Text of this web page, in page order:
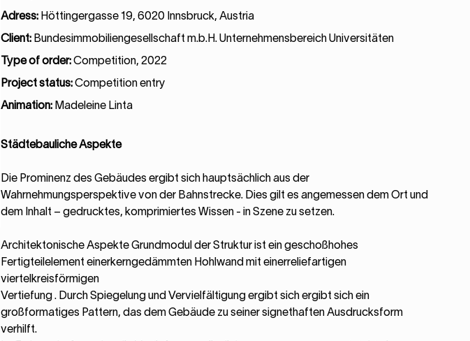
Adress: Höttingergasse 19, 6020 Innsbruck, Austria
Client: Bundesimmobiliengesellschaft m.b.H. Unternehmensbereich Universitäten
Type of order: Competition, 2022
Project status: Competition entry
Animation: Madeleine Linta
Städtebauliche Aspekte
Die Prominenz des Gebäudes ergibt sich hauptsächlich aus der
Wahrnehmungsperspektive von der Bahnstrecke. Dies gilt es angemessen dem Ort und
dem Inhalt – gedrucktes, komprimiertes Wissen - in Szene zu setzen.
Architektonische Aspekte Grundmodul der Struktur ist ein geschoßhohes
Fertigteilelement einerkerngedämmten Hohlwand mit einerreliefartigen
viertelkreisförmigen
Vertiefung . Durch Spiegelung und Vervielfältigung ergibt sich ergibt sich ein
großformatiges Pattern, das dem Gebäude zu seiner signethaften Ausdrucksform
verhilft.